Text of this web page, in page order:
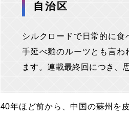
自治区
シルクロードで日常的に
手延べ麺のルーツとも言わ
ます。連載最終回につき、
40年ほど前から、中国の蘇州を